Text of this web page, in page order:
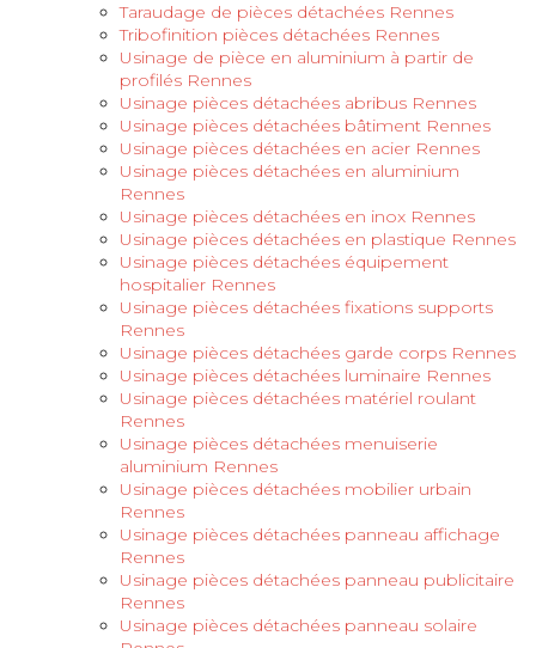
Taraudage de pièces détachées Rennes
Tribofinition pièces détachées Rennes
Usinage de pièce en aluminium à partir de
profilés Rennes
Usinage pièces détachées abribus Rennes
Usinage pièces détachées bâtiment Rennes
Usinage pièces détachées en acier Rennes
Usinage pièces détachées en aluminium
Rennes
Usinage pièces détachées en inox Rennes
Usinage pièces détachées en plastique Rennes
Usinage pièces détachées équipement
hospitalier Rennes
Usinage pièces détachées fixations supports
Rennes
Usinage pièces détachées garde corps Rennes
Usinage pièces détachées luminaire Rennes
Usinage pièces détachées matériel roulant
Rennes
Usinage pièces détachées menuiserie
aluminium Rennes
Usinage pièces détachées mobilier urbain
Rennes
Usinage pièces détachées panneau affichage
Rennes
Usinage pièces détachées panneau publicitaire
Rennes
Usinage pièces détachées panneau solaire